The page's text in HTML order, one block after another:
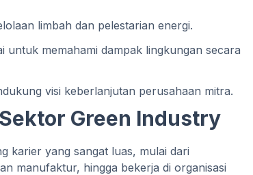
limbah dan pelestarian energi.
untuk memahami dampak lingkungan secara
visi keberlanjutan perusahaan mitra.
Green Industry
karier yang sangat luas, mulai dari
manufaktur, hingga bekerja di organisasi